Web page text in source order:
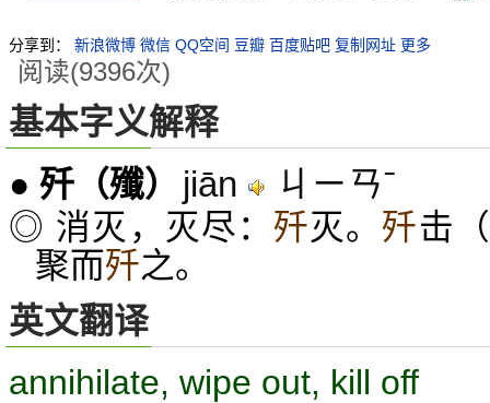
分享到： 新浪微博 微信 QQ空间 豆瓣 百度贴吧 复制网址 更多
阅读(9396次)
基本字义解释
● 歼 （殲） jiān ㄐㄧㄢˉ
◎ 消灭，灭尽： 歼灭。 歼击
聚而歼之。
英文翻译
annihilate, wipe out, kill off